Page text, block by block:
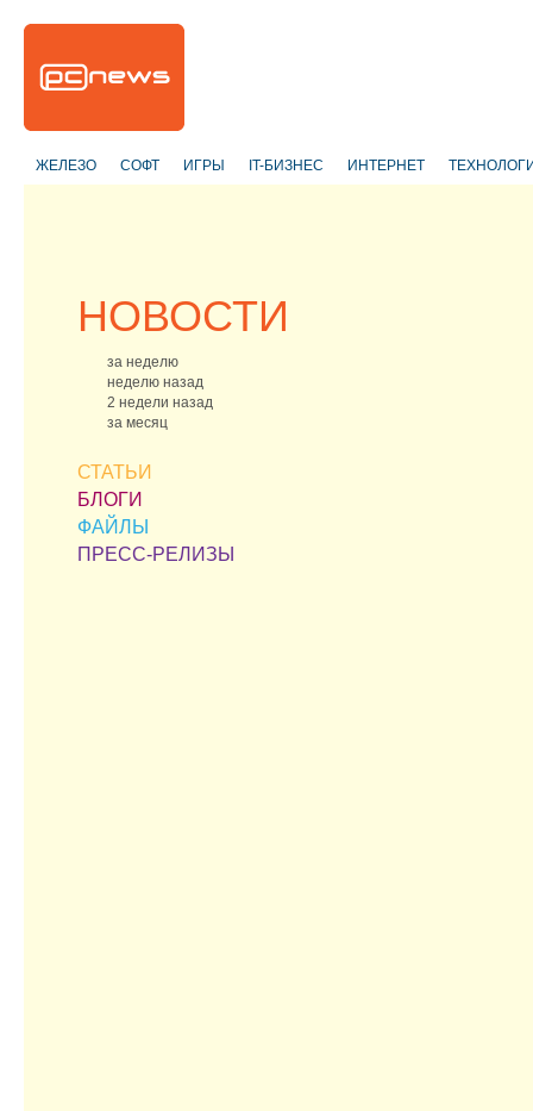
ЖЕЛЕЗО СОФТ ИГРЫ IT-БИЗНЕС ИНТЕРНЕТ
НОВОСТИ
за неделю
неделю назад
2 недели назад
за месяц
СТАТЬИ
БЛОГИ
ФАЙЛЫ
ПРЕСС-РЕЛИЗЫ